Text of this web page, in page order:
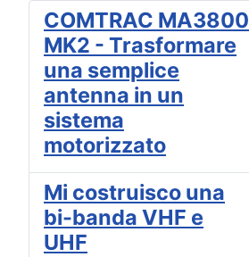
COMTRAC MA3800
MK2 - Trasformare
una semplice
antenna in un
sistema
motorizzato
Mi costruisco una
bi-banda VHF e
UHF